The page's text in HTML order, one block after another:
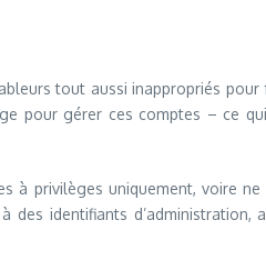
tout aussi inappropriés pour
pour gérer ces comptes – ce
à privilèges uniquement, voire
des identifiants d’administration,